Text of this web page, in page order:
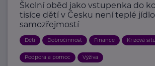
Školní oběd jako vstupenka do
tisíce dětí v Česku není teplé jídlo
samozřejmostí
Děti Dobročinnost Finance Krizová
Podpora a pomoc Výživa